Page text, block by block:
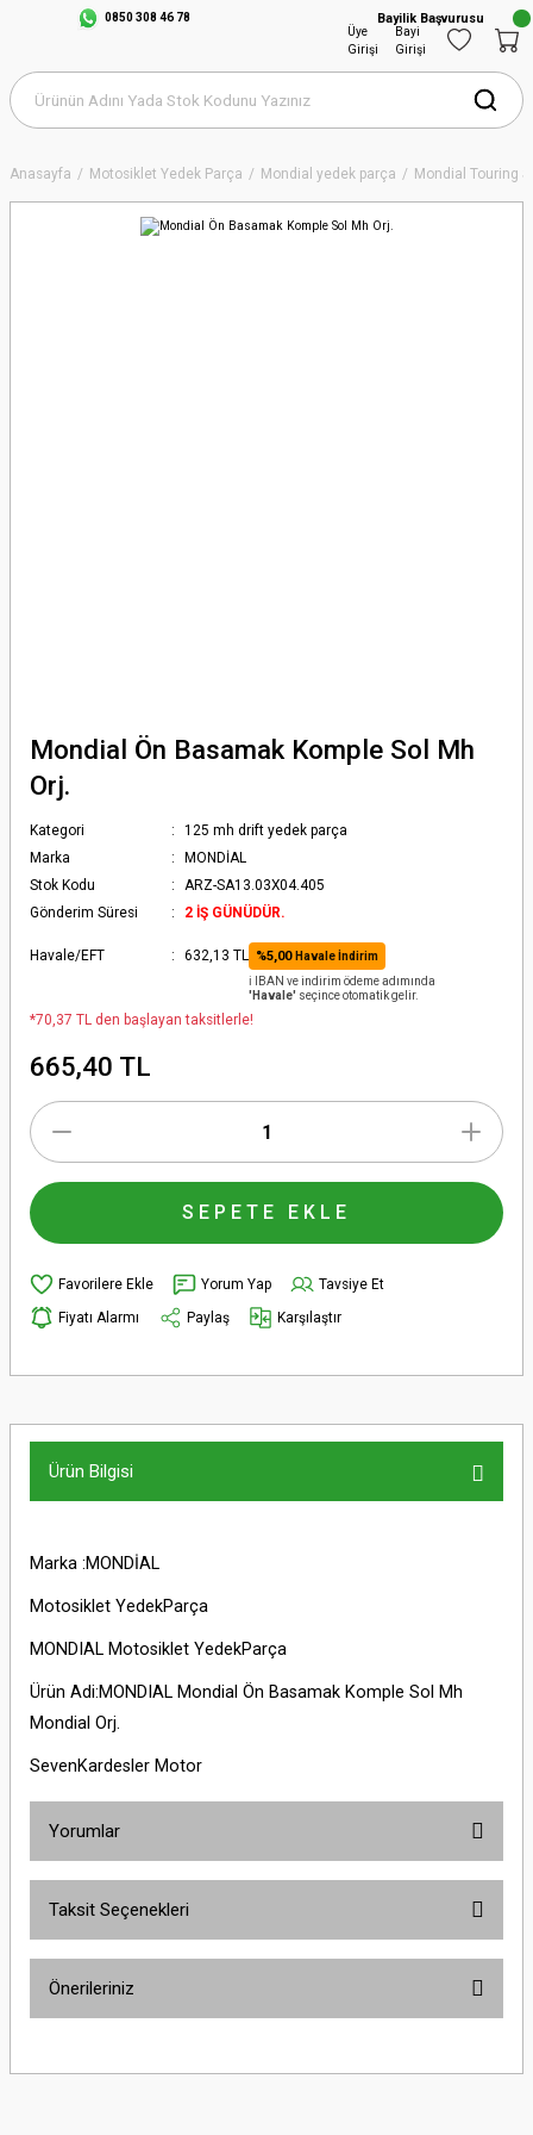
Üye
Girişi
Bayi
Girişi
Anasayfa Motosiklet Yedek Parça Mondial yedek parça Mondial Touring
Mondial Ön Basamak Komple Sol Mh
Orj.
Kategori
125 mh drift yedek parça
Marka
MONDİAL
Stok Kodu
ARZ-SA13.03X04.405
Gönderim Süresi
2 İŞ GÜNÜDÜR.
Havale/EFT 632,13 TL %5,00 Havale İndirim
ℹ️ IBAN ve indirim ödeme adımında
'Havale' seçince otomatik gelir.
*70,37 TL den başlayan taksitlerle!
665,40 TL
SEPETE EKLE
Yorum Yap
Tavsiye Et
Fiyatı Alarmı
Paylaş Karşılaştır
Ürün Bilgisi
Marka :MONDİAL
Motosiklet YedekParça
MONDIAL Motosiklet YedekParça
Ürün Adi:MONDIAL Mondial Ön Basamak Komple Sol Mh
Mondial Orj.
SevenKardesler Motor
Yorumlar
Taksit Seçenekleri
Önerileriniz
yetersiz gördüğünüz noktaları öneri formunu kullanarak tarafımıza
0850 308 46 78 Bayilik Başvurusu